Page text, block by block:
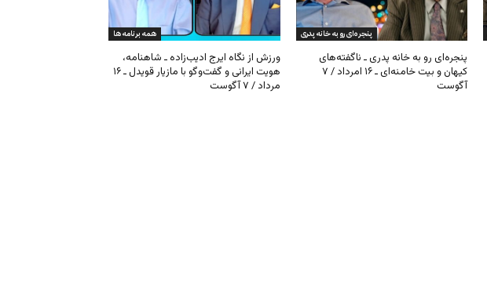
همه برنامه ها
ورزش از نگاه ایرج ادیب‌زاده ـ شاهنامه،
هویت ایرانی و گفت‌وگو با مازیار قویدل ـ ۱۶
مرداد / ۷ آگوست
پنجره‌ای رو به خانه پدری
پنجره‌ای رو به خانه پدری ـ ناگفته‌های
کیهان و بیت خامنه‌ای ـ ۱۶ امرداد / ۷
آگوست